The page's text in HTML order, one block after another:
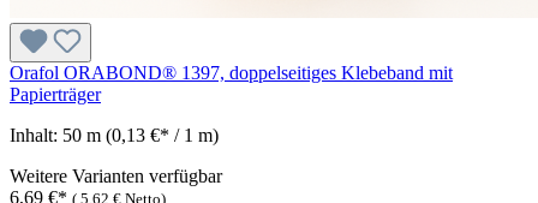
Orafol ORABOND® 1397, doppelseitiges Klebeband mit
Papierträger
Inhalt: 50 m (0,13 €* / 1 m)
Weitere Varianten verfügbar
6,69 €* ( 5,62 € Netto)